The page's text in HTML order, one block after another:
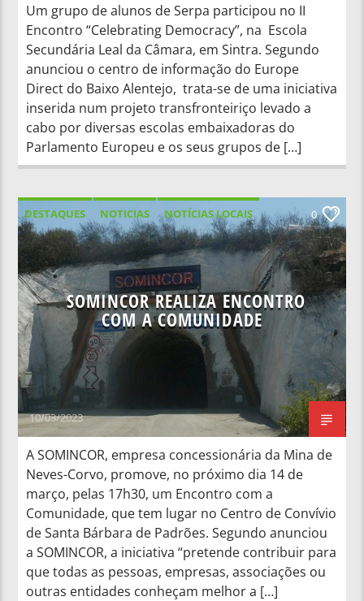
Um grupo de alunos de Serpa participou no II
Encontro “Celebrating Democracy”, na Escola
Secundária Leal da Câmara, em Sintra. Segundo
anunciou o centro de informação do Europe
Direct do Baixo Alentejo, trata-se de uma iniciativa
inserida num projeto transfronteiriço levado a
cabo por diversas escolas embaixadoras do
Parlamento Europeu e os seus grupos de […]
DESTAQUES NOTICIAS
NOTÍCIAS LOCAIS
NOTÍCIAS NACIONAIS
0
SOMINCOR REALIZA ENCONTRO
COM A COMUNIDADE
10/03/2023
A SOMINCOR, empresa concessionária da Mina de
Neves-Corvo, promove, no próximo dia 14 de
março, pelas 17h30, um Encontro com a
Comunidade, que tem lugar no Centro de Convívio
de Santa Bárbara de Padrões. Segundo anunciou
a SOMINCOR, a iniciativa “pretende contribuir para
que todas as pessoas, empresas, associações ou
outras entidades conheçam melhor a […]